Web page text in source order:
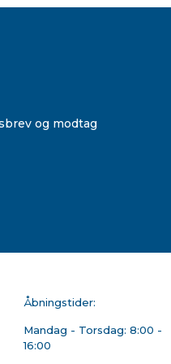
og modtag
Åbningstider:
Mandag - Torsdag: 8:00 -
16:00